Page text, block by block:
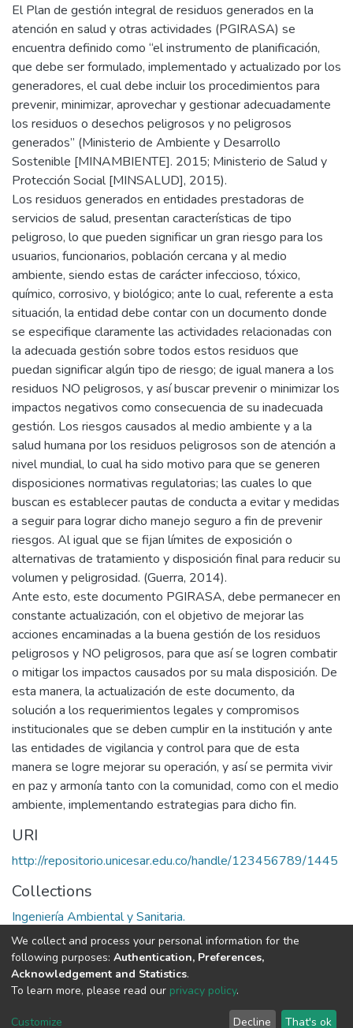
El Plan de gestión integral de residuos generados en la
atención en salud y otras actividades (PGIRASA) se
encuentra definido como “el instrumento de planificación,
que debe ser formulado, implementado y actualizado por los
generadores, el cual debe incluir los procedimientos para
prevenir, minimizar, aprovechar y gestionar adecuadamente
los residuos o desechos peligrosos y no peligrosos
generados” (Ministerio de Ambiente y Desarrollo
Sostenible [MINAMBIENTE]. 2015; Ministerio de Salud y
Protección Social [MINSALUD], 2015).
Los residuos generados en entidades prestadoras de
servicios de salud, presentan características de tipo
peligroso, lo que pueden significar un gran riesgo para los
usuarios, funcionarios, población cercana y al medio
ambiente, siendo estas de carácter infeccioso, tóxico,
químico, corrosivo, y biológico; ante lo cual, referente a esta
situación, la entidad debe contar con un documento donde
se especifique claramente las actividades relacionadas con
la adecuada gestión sobre todos estos residuos que
puedan significar algún tipo de riesgo; de igual manera a los
residuos NO peligrosos, y así buscar prevenir o minimizar los
impactos negativos como consecuencia de su inadecuada
gestión. Los riesgos causados al medio ambiente y a la
salud humana por los residuos peligrosos son de atención a
nivel mundial, lo cual ha sido motivo para que se generen
disposiciones normativas regulatorias; las cuales lo que
buscan es establecer pautas de conducta a evitar y medidas
a seguir para lograr dicho manejo seguro a fin de prevenir
riesgos. Al igual que se fijan límites de exposición o
alternativas de tratamiento y disposición final para reducir su
volumen y peligrosidad. (Guerra, 2014).
Ante esto, este documento PGIRASA, debe permanecer en
constante actualización, con el objetivo de mejorar las
acciones encaminadas a la buena gestión de los residuos
peligrosos y NO peligrosos, para que así se logren combatir
o mitigar los impactos causados por su mala disposición. De
esta manera, la actualización de este documento, da
solución a los requerimientos legales y compromisos
institucionales que se deben cumplir en la institución y ante
las entidades de vigilancia y control para que de esta
manera se logre mejorar su operación, y así se permita vivir
en paz y armonía tanto con la comunidad, como con el medio
ambiente, implementando estrategias para dicho fin.
URI
http://repositorio.unicesar.edu.co/handle/123456789/1445
Collections
Ingeniería Ambiental y Sanitaria.
Full item page
DSpace software copyright © 2002-2026
Cookie
End User
Send
We collect and process your personal information for the
following purposes: Authentication, Preferences,
Acknowledgement and Statistics.
To learn more, please read our privacy policy.
Customize Decline That's ok